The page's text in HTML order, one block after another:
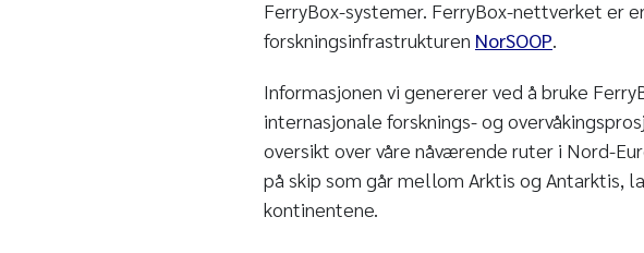
FerryBox-systemer. FerryBox-nettverket er
forskningsinfrastrukturen NorSOOP.
Informasjonen vi genererer ved å bruke
internasjonale forsknings- og
oversikt over våre nåværende ruter i Nord-
på skip som går mellom Arktis og Antarktis,
kontinentene.